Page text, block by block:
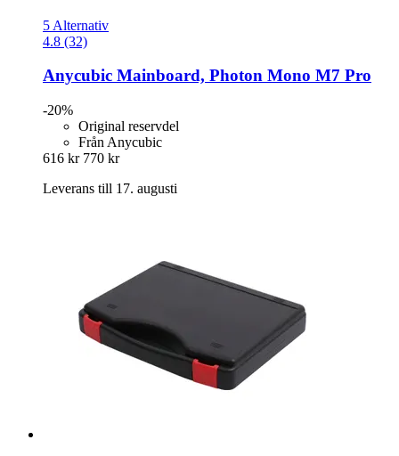
5 Alternativ
4.8 (32)
Anycubic Mainboard, Photon Mono M7 Pro
-20%
Original reservdel
Från Anycubic
616 kr 770 kr
Leverans till 17. augusti